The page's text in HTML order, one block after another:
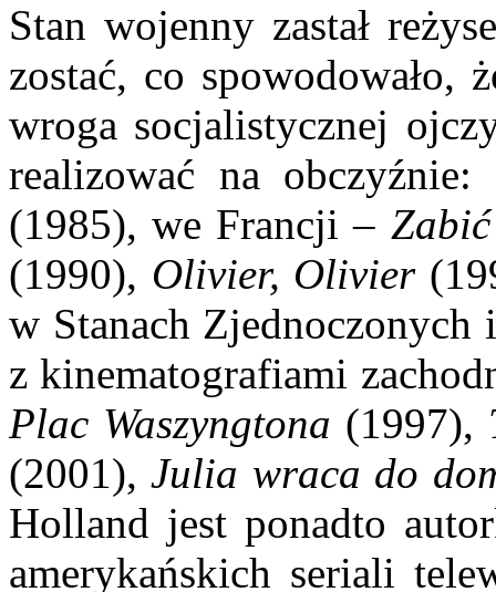
Stan wojenny zastał
zostać, co spowodowało,
wroga socjalistycznej
realizować na
(1985), we Francji –
(1990), Olivier, Olivier
w Stanach
z kinematografiami
Plac Waszyngtona (1997),
(2001),Julia wraca do
Holland jest ponadto
amerykańskich seriali